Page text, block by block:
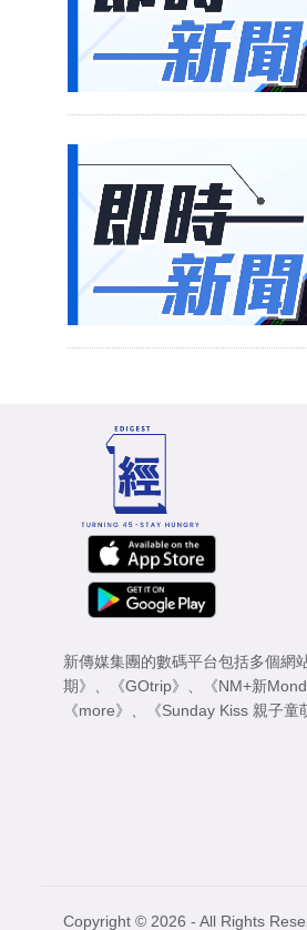
新傳媒集團的數碼平台包括多個網
期》
《GOtrip》 《NM+新
《more》
《Sunday Kiss 親子童
Copyright © 2026 - All Rights